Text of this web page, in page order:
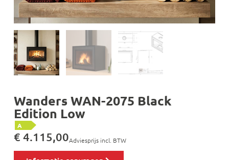
Wanders WAN-2075 Black
Edition Low
A
€ 4.115,00Adviesprijs incl. BTW